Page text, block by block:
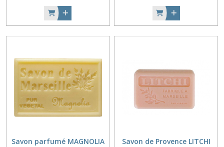
Savon parfumé MAGNOLIA Savon de Provence LITCHI